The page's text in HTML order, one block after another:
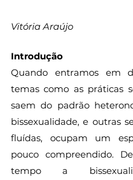
Vitória Araújo
Introdução
Quando entramos em
temas como as práticas
saem do padrão
bissexualidade, e outras
fluídas, ocupam um
pouco compreendido.
tempo a